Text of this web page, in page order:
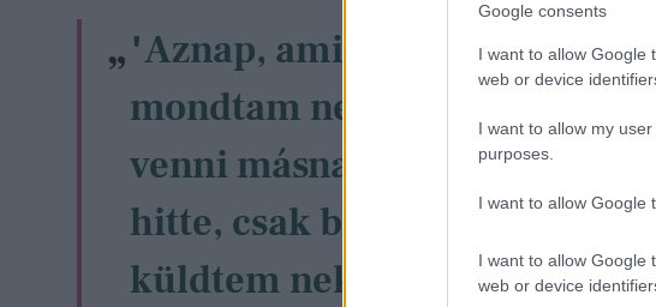
Google consents
I want to allow Google
web or device
I want to allow my
purposes.
I want to allow Google
I want to allow Google
web or device
"Aznap, amikor találkoztunk,
mondtam neki, hogy el fogom
venni másnap. Erre ő azt
hitte, csak blöffölök, majd
küldtem neki képeket